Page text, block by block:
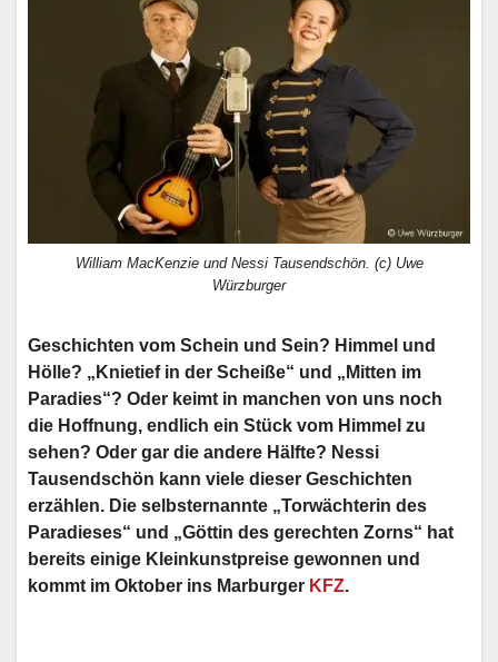
William MacKenzie und Nessi Tausendschön. (c) Uwe
Würzburger
Geschichten vom Schein und Sein? Himmel und
Hölle? „Knietief in der Scheiße“ und „Mitten im
Paradies“? Oder keimt in manchen von uns noch
die Hoffnung, endlich ein Stück vom Himmel zu
sehen? Oder gar die andere Hälfte? Nessi
Tausendschön kann viele dieser Geschichten
erzählen. Die selbsternannte „Torwächterin des
Paradieses“ und „Göttin des gerechten Zorns“ hat
bereits einige Kleinkunstpreise gewonnen und
kommt im Oktober ins Marburger KFZ.